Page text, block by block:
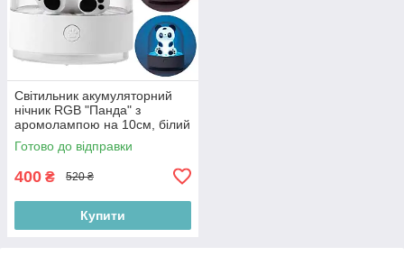
Світильник акумуляторний
нічник RGB "Панда" з
аромолампою на 10см, білий
Готово до відправки
400 ₴ 520 ₴
Купити